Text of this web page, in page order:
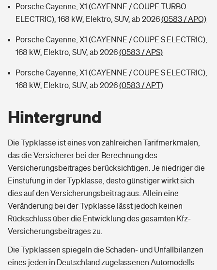
Porsche Cayenne, X1 (CAYENNE / COUPE TURBO
ELECTRIC), 168 kW, Elektro, SUV, ab 2026(0583 / APQ)
Porsche Cayenne, X1 (CAYENNE / COUPE S ELECTRIC),
168 kW, Elektro, SUV, ab 2026(0583 / APS)
Porsche Cayenne, X1 (CAYENNE / COUPE S ELECTRIC),
168 kW, Elektro, SUV, ab 2026(0583 / APT)
Hintergrund
Die Typklasse ist eines von zahlreichen Tarifmerkmalen,
das die Versicherer bei der Berechnung des
Versicherungsbeitrages berücksichtigen. Je niedriger die
Einstufung in der Typklasse, desto günstiger wirkt sich
dies auf den Versicherungsbeitrag aus. Allein eine
Veränderung bei der Typklasse lässt jedoch keinen
Rückschluss über die Entwicklung des gesamten Kfz-
Versicherungsbeitrages zu.
Die Typklassen spiegeln die Schaden- und Unfallbilanzen
eines jeden in Deutschland zugelassenen Automodells